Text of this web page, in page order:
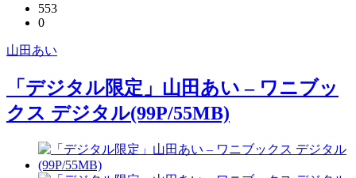
553
0
山田あい
「デジタル限定」山田あい – ワニブッ
クス デジタル(99P/55MB)